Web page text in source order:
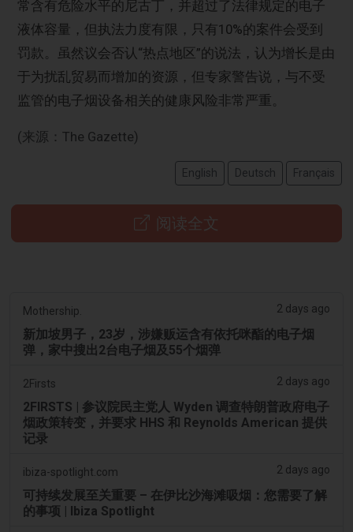
常含有危险水平的尼古丁，并超过了法律规定的电子
液体容量，但执法力度有限，只有10%的案件会受到
罚款。虽然议会否认“热点地区”的说法，认为增长是由
于为扰乱贸易而增加的资源，但专家警告说，与不受
监管的电子烟设备相关的健康风险非常严重。
(来源：The Gazette)
English Deutsch Français
阅读全文
Mothership. 2 days ago
新加坡男子，23岁，涉嫌贩运含有依托咪酯的电子烟
弹，家中搜出2台电子烟及55个烟弹
2Firsts 2 days ago
2FIRSTS | 参议院民主党人 Wyden 调查特朗普政府电子
烟政策转变，并要求 HHS 和 Reynolds American 提供
记录
ibiza-spotlight.com 2 days ago
可持续发展至关重要 – 在伊比沙海滩吸烟：您需要了解
的事项 | Ibiza Spotlight